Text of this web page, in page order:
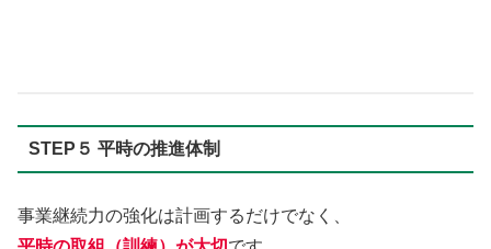
STEP５ 平時の推進体制
事業継続力の強化は計画するだけでなく、